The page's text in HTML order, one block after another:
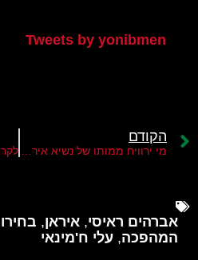
Tweets by yonibmen
הקודם
מי ירוויח ממותו של נשיא איראן אברהים ראיסי?
אברהים ראיסי, איראן,
המהפכה, עלי ח'מינאי